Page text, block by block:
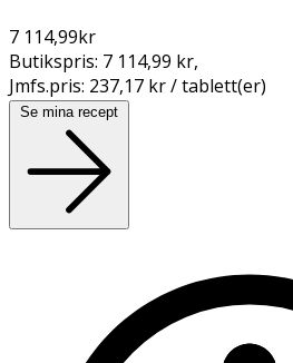
7 114,99kr
Butikspris: 7 114,99 kr,
Jmfs.pris: 237,17 kr / tablett(er)
Se mina recept